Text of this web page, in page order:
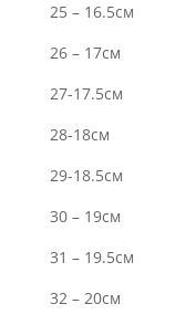
25 – 16.5см
26 – 17см
27-17.5см
28-18см
29-18.5см
30 – 19см
31 – 19.5см
32 – 20см